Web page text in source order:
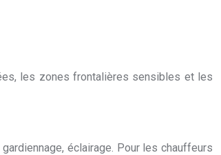
les zones frontalières sensibles et les
éclairage. Pour les chauffeurs